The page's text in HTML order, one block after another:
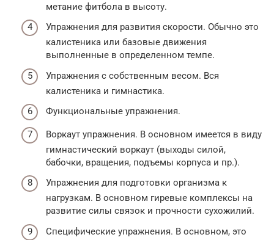
метание фитбола в высоту.
Упражнения для развития скорости. Обычно это
калистеника или базовые движения
выполненные в определенном темпе.
Упражнения с собственным весом. Вся
калистеника и гимнастика.
Функциональные упражнения.
Воркаут упражнения. В основном имеется в виду
гимнастический воркаут (выходы силой,
бабочки, вращения, подъемы корпуса и пр.).
Упражнения для подготовки организма к
нагрузкам. В основном гиревые комплексы на
развитие силы связок и прочности сухожилий.
Специфические упражнения. В основном, это